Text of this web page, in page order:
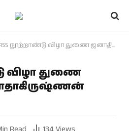
RSS நூற்றாண்டு விழா துணை ஜனாதிபதி C.P.ராதாகிருஷ்ணன் வாழ்த்து
விழா துணை